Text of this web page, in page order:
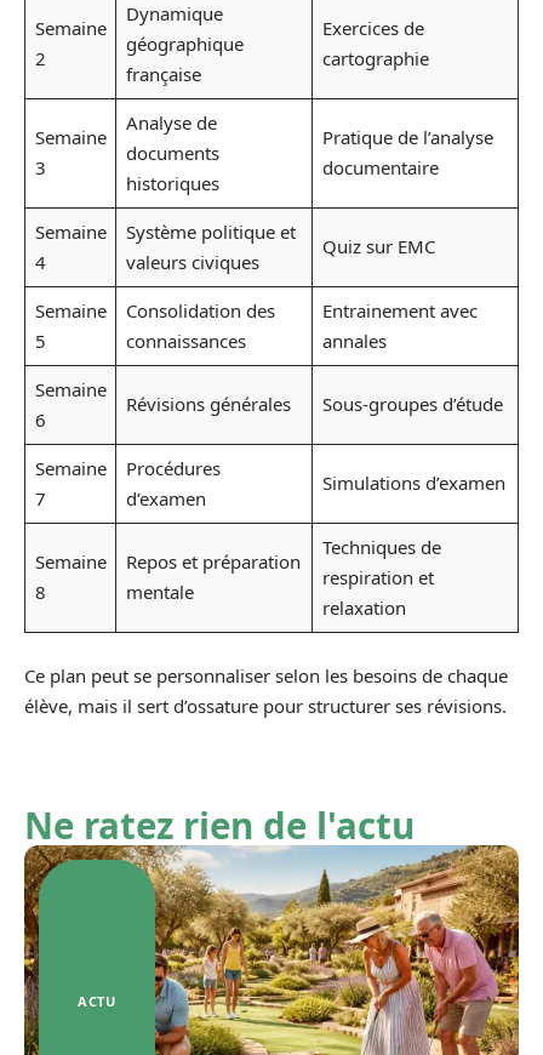
Semaine
2
Dynamique
géographique
française
Exercices de
cartographie
Semaine
3
Analyse de
documents
historiques
Pratique de l’analyse
documentaire
Semaine
4
Système politique et
valeurs civiques
Quiz sur EMC
Semaine
5
Consolidation des
connaissances
Entrainement avec
annales
Semaine
6
Révisions générales Sous-groupes d’étude
Semaine
7
Procédures
d’examen
Simulations d’examen
Semaine
8
Repos et préparation
mentale
Techniques de
respiration et
relaxation
Ce plan peut se personnaliser selon les besoins de chaque
élève, mais il sert d’ossature pour structurer ses révisions.
Ne ratez rien de l'actu
ACTU